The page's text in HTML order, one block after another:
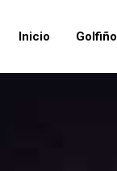
Inicio Golfiño